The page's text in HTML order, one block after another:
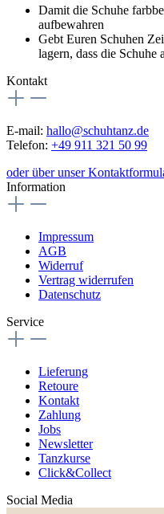
Damit die Schuhe
aufbewahren
Gebt Euren Schuhen
lagern, dass die Schuhe
Kontakt
E-mail: hallo@schuhtanz.de
Telefon: +49 911 321 50 99
oder über unser
Information
Impressum
AGB
Widerruf
Vertrag widerrufen
Datenschutz
Service
Lieferung
Retoure
Kontakt
Zahlung
Jobs
Newsletter
Tanzkurse
Click&Collect
Social Media